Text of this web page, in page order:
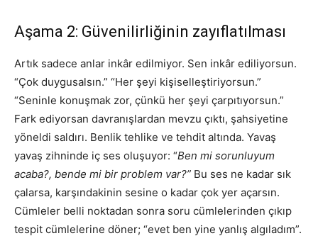
Aşama 2: Güvenilirliğinin zayıflatılması
Artık sadece anlar inkâr edilmiyor. Sen inkâr ediliyorsun.
“Çok duygusalsın.” “Her şeyi kişiselleştiriyorsun.”
“Seninle konuşmak zor, çünkü her şeyi çarpıtıyorsun.”
Fark ediyorsan davranışlardan mevzu çıktı, şahsiyetine
yöneldi saldırı. Benlik tehlike ve tehdit altında. Yavaş
yavaş zihninde iç ses oluşuyor: “Ben mi sorunluyum
acaba?, bende mi bir problem var?” Bu ses ne kadar sık
çalarsa, karşındakinin sesine o kadar çok yer açarsın.
Cümleler belli noktadan sonra soru cümlelerinden çıkıp
tespit cümlelerine döner; “evet ben yine yanlış algıladım”.